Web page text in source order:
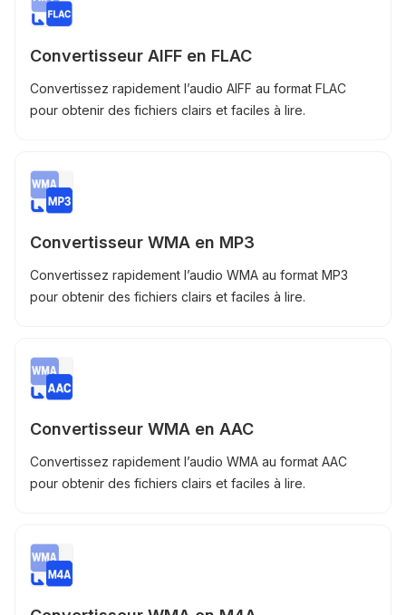
Convertisseur AIFF en FLAC
Convertissez rapidement l’audio AIFF au format FLAC
pour obtenir des fichiers clairs et faciles à lire.
Convertisseur WMA en MP3
Convertissez rapidement l’audio WMA au format MP3
pour obtenir des fichiers clairs et faciles à lire.
Convertisseur WMA en AAC
Convertissez rapidement l’audio WMA au format AAC
pour obtenir des fichiers clairs et faciles à lire.